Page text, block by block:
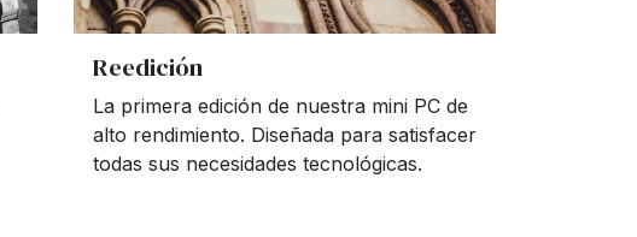
Reedición
La primera edición de nuestra mini PC de
alto rendimiento. Diseñada para satisfacer
todas sus necesidades tecnológicas.